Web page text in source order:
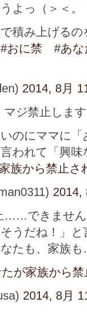
よっ（＞＜。
積み上げる
#おに禁
#あな
2014, 8月
マジ禁止しま
のにママに
われて「興
族から禁止さ
2014,
止……できませ
うだね！」
なたも、家族
が家族から
2014, 8月